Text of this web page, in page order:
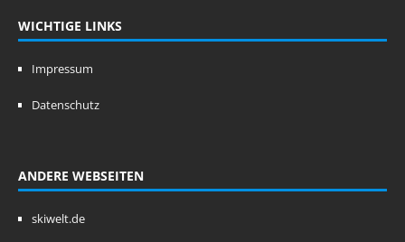
WICHTIGE LINKS
Impressum
Datenschutz
ANDERE WEBSEITEN
skiwelt.de